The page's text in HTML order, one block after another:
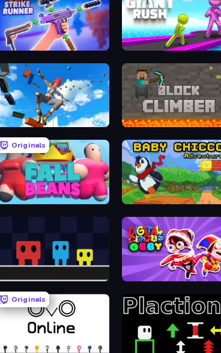
Gun Strike Runner Giant Rush!
Only Up 3D Parkour: Go Ascend Block Climber
Originals
Fall Beans Baby Chicco Adventures
Big Tall Small Digital Circus: Obby
Originals